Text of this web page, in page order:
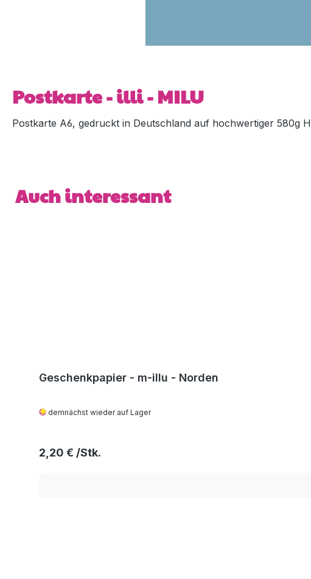
Postkarte - illi - MILU
Postkarte A6, gedruckt in Deutschland auf hochwertiger 580g
Produktgalerie überspringen
Auch interessant
Geschenkpapier - m-illu - Norden
demnächst wieder auf Lager
Regulärer Preis:
2,20 €